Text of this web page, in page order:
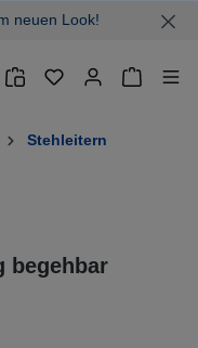
neuen Look!
Stehleitern
begehbar